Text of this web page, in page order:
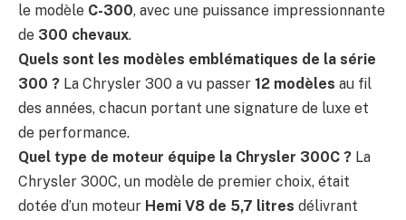
le modèle C-300, avec une puissance impressionnante
de 300 chevaux.
Quels sont les modèles emblématiques de la série
300 ? La Chrysler 300 a vu passer 12 modèles au fil
des années, chacun portant une signature de luxe et
de performance.
Quel type de moteur équipe la Chrysler 300C ? La
Chrysler 300C, un modèle de premier choix, était
dotée d’un moteur Hemi V8 de 5,7 litres délivrant